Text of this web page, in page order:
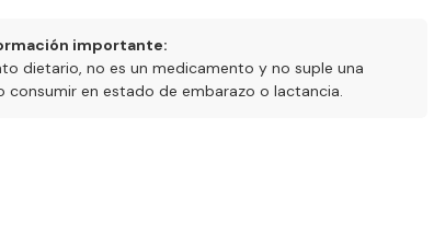
importante:
dietario, no es un medicamento y no suple una
consumir en estado de embarazo o lactancia.